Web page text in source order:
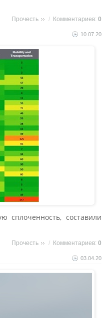
Прочесть / Комментариев: 0
10.07.20
сплоченность, составили
Прочесть / Комментариев: 0
03.04.20